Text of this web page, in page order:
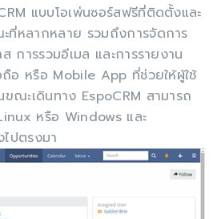
แบบโอเพ่นซอร์สฟรีที่ติดตั้งและ
หลากหลาย รวมถึงการจัดการ
การรวมอีเมล และการรายงาน
อ หรือ Mobile App ที่ช่วยให้ผู้ใช้
ขณะเดินทาง EspoCRM สามารถ
หรือ Windows และ
ปตรงมา